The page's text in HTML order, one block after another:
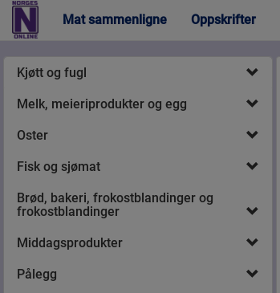
Mat sammenligne Oppskrifter
Kjøtt og fugl
Melk, meieriprodukter og egg
Oster
Fisk og sjømat
Brød, bakeri, frokostblandinger og
frokostblandinger
Middagsprodukter
Pålegg